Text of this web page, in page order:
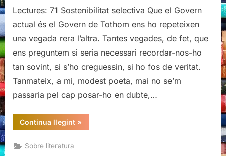
Lectures: 71 Sostenibilitat selectiva Que el Govern
actual és el Govern de Tothom ens ho repeteixen
una vegada rera l’altra. Tantes vegades, de fet, que
ens preguntem si seria necessari recordar-nos-ho
tan sovint, si s’ho creguessin, si ho fos de veritat.
Tanmateix, a mi, modest poeta, mai no se’m
passaria pel cap posar-ho en dubte,…
Continua llegint“Sostenibilitat
selectiva”
»
Sobre literatura